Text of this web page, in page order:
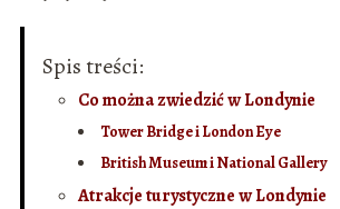
Spis treści:
Co można zwiedzić w Londynie
Tower Bridge i London Eye
British Museum i National Gallery
Atrakcje turystyczne w Londynie